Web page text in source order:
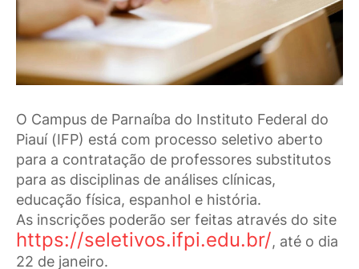
O Campus de Parnaíba do Instituto Federal do
Piauí (IFP) está com processo seletivo aberto
para a contratação de professores substitutos
para as disciplinas de análises clínicas,
educação física, espanhol e história.
As inscrições poderão ser feitas através do site
https://seletivos.ifpi.edu.br/, até o dia
22 de janeiro.